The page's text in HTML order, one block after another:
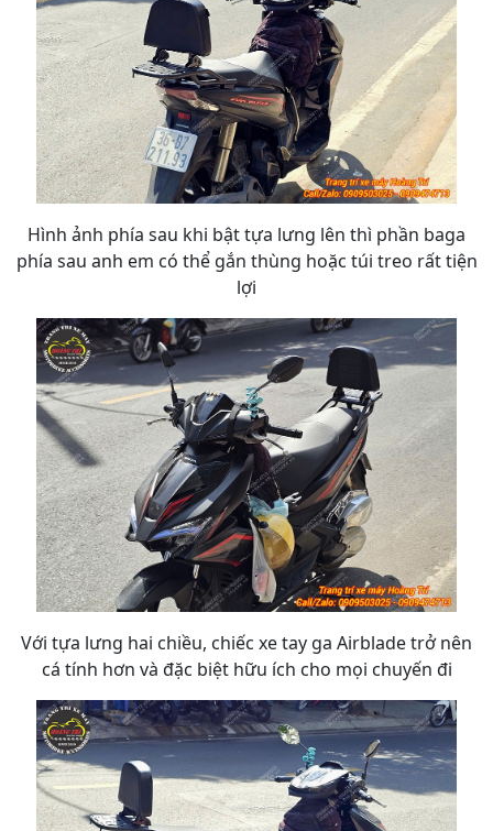
Hình ảnh phía sau khi bật tựa lưng lên thì phần baga
phía sau anh em có thể gắn thùng hoặc túi treo rất tiện
lợi
Với tựa lưng hai chiều, chiếc xe tay ga Airblade trở nên
cá tính hơn và đặc biệt hữu ích cho mọi chuyến đi